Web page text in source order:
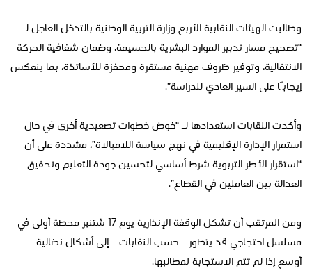
وطالبت الهيئات النقابية الأربع وزارة التربية الوطنية بالتدخل العاجل لـ
“تصحيح مسار تدبير الموارد البشرية بالحسيمة، وضمان شفافية الحركة
الانتقالية، وتوفير ظروف مهنية مستقرة ومحفزة للأساتذة، بما ينعكس
إيجابًا على السير العادي للدراسة”.
وأكدت النقابات استعدادها لـ “خوض خطوات تصعيدية أخرى في حال
استمرار الإدارة الإقليمية في نهج سياسة اللامبالاة”، مشددة على أن
“استقرار الأطر التربوية شرط أساسي لتحسين جودة التعليم وتحقيق
العدالة بين العاملين في القطاع”.
ومن المرتقب أن تشكل الوقفة الإنذارية يوم 17 شتنبر محطة أولى في
مسلسل احتجاجي قد يتطور – حسب النقابات – إلى أشكال نضالية
أوسع إذا لم تتم الاستجابة لمطالبها.